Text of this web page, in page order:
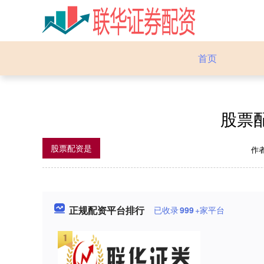
首页
股票
股票配资是 作
正规配资平台排行 已收录999+家平台